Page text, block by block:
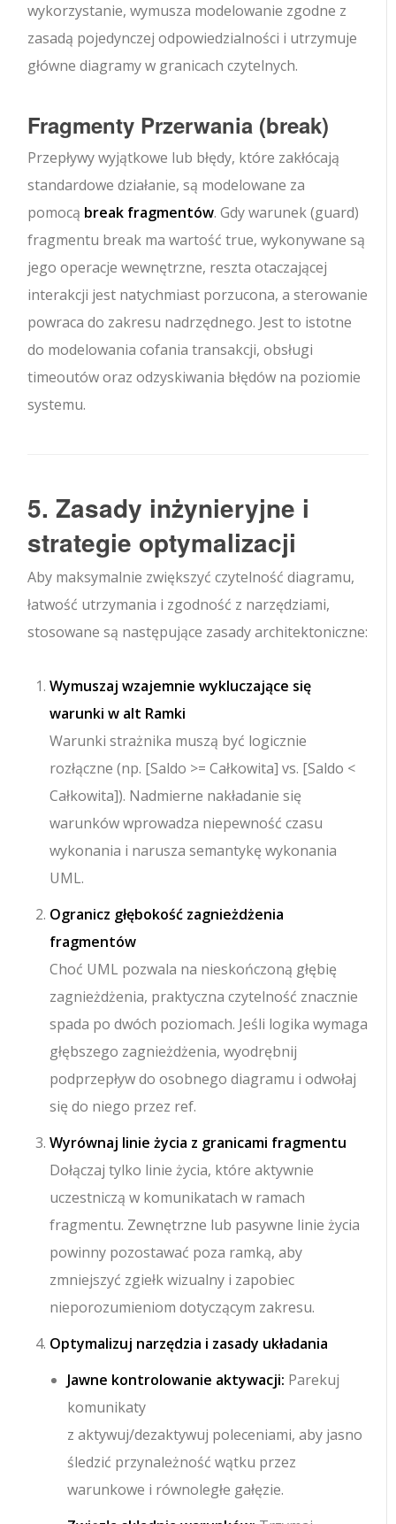
wykorzystanie, wymusza modelowanie zgodne z
zasadą pojedynczej odpowiedzialności i utrzymuje
główne diagramy w granicach czytelnych.
Fragmenty Przerwania (break)
Przepływy wyjątkowe lub błędy, które zakłócają
standardowe działanie, są modelowane za
pomocą break fragmentów. Gdy warunek (guard)
fragmentu break ma wartość true, wykonywane są
jego operacje wewnętrzne, reszta otaczającej
interakcji jest natychmiast porzucona, a sterowanie
powraca do zakresu nadrzędnego. Jest to istotne
do modelowania cofania transakcji, obsługi
timeoutów oraz odzyskiwania błędów na poziomie
systemu.
5. Zasady inżynieryjne i
strategie optymalizacji
Aby maksymalnie zwiększyć czytelność diagramu,
łatwość utrzymania i zgodność z narzędziami,
stosowane są następujące zasady architektoniczne:
Wymuszaj wzajemnie wykluczające się
warunki w alt Ramki
Warunki strażnika muszą być logicznie
rozłączne (np. [Saldo >= Całkowita] vs. [Saldo <
Całkowita]). Nadmierne nakładanie się
warunków wprowadza niepewność czasu
wykonania i narusza semantykę wykonania
UML.
Ogranicz głębokość zagnieżdżenia
fragmentów
Choć UML pozwala na nieskończoną głębię
zagnieżdżenia, praktyczna czytelność znacznie
spada po dwóch poziomach. Jeśli logika wymaga
głębszego zagnieżdżenia, wyodrębnij
podprzepływ do osobnego diagramu i odwołaj
się do niego przez ref.
Wyrównaj linie życia z granicami fragmentu
Dołączaj tylko linie życia, które aktywnie
uczestniczą w komunikatach w ramach
fragmentu. Zewnętrzne lub pasywne linie życia
powinny pozostawać poza ramką, aby
zmniejszyć zgiełk wizualny i zapobiec
nieporozumieniom dotyczącym zakresu.
Optymalizuj narzędzia i zasady układania
Jawne kontrolowanie aktywacji: Parekuj
komunikaty
zaktywuj/dezaktywuj poleceniami, aby jasno
śledzić przynależność wątku przez
warunkowe i równoległe gałęzie.